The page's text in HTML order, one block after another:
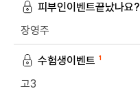
피부인이벤트끝났나요?
장영주
수험생이벤트 1
고3